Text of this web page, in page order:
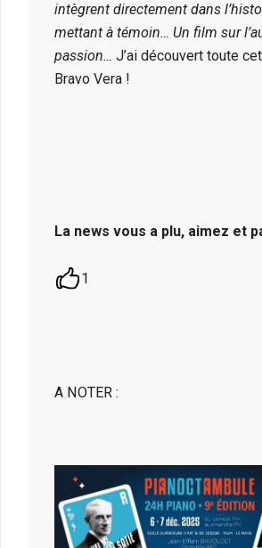
intègrent directement dans
mettant à témoin… Un film sur
passion… J’ai découvert toute
Bravo Vera !
La news vous a plu, aimez et
1
A NOTER :